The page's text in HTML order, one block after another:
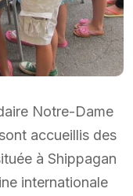
Notre-Dame
accueillis des
à Shippagan
internationale